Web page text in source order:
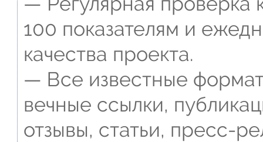
100 показателям и
качества проекта.
— Все известные
вечные ссылки,
отзывы, статьи, пресс-